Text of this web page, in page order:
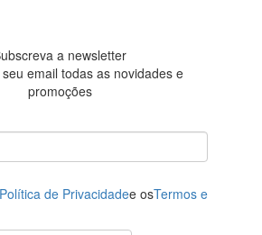
a newsletter
email todas as novidades e
promoções
Política de Privacidadee osTermos e